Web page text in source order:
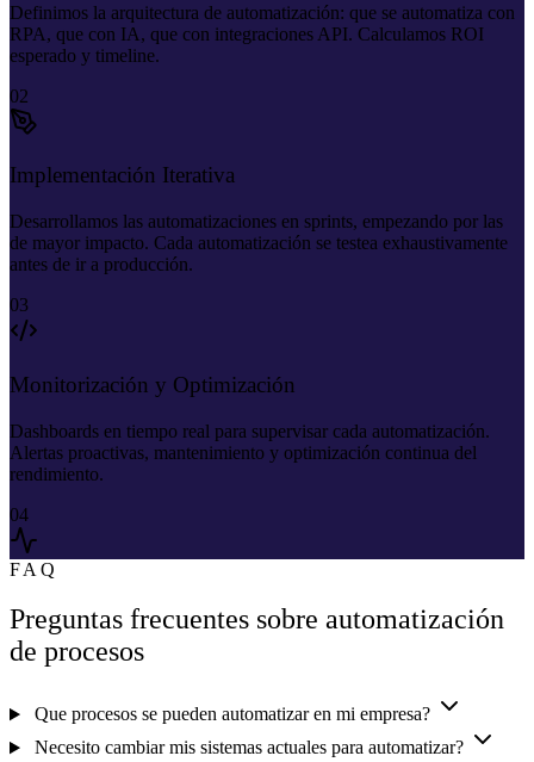
Definimos la arquitectura de automatización: que se automatiza con
RPA, que con IA, que con integraciones API. Calculamos ROI
esperado y timeline.
02
Implementación Iterativa
Desarrollamos las automatizaciones en sprints, empezando por las
de mayor impacto. Cada automatización se testea exhaustivamente
antes de ir a producción.
03
Monitorización y Optimización
Dashboards en tiempo real para supervisar cada automatización.
Alertas proactivas, mantenimiento y optimización continua del
rendimiento.
04
FAQ
Preguntas frecuentes sobre automatización
de procesos
Que procesos se pueden automatizar en mi empresa?
Necesito cambiar mis sistemas actuales para automatizar?